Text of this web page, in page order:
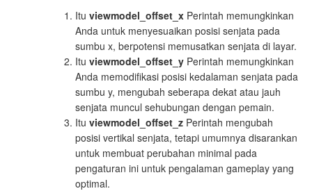
Itu viewmodel_offset_x Perintah memungkinkan
Anda untuk menyesuaikan posisi senjata pada
sumbu x, berpotensi memusatkan senjata di layar.
Itu viewmodel_offset_y Perintah memungkinkan
Anda memodifikasi posisi kedalaman senjata pada
sumbu y, mengubah seberapa dekat atau jauh
senjata muncul sehubungan dengan pemain.
Itu viewmodel_offset_z Perintah mengubah
posisi vertikal senjata, tetapi umumnya disarankan
untuk membuat perubahan minimal pada
pengaturan ini untuk pengalaman gameplay yang
optimal.